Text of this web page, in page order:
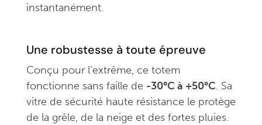
instantanément.
Une robustesse à toute épreuve
Conçu pour l’extrême, ce totem
fonctionne sans faille de -30°C à +50°C. Sa
vitre de sécurité haute résistance le protège
de la grêle, de la neige et des fortes pluies.